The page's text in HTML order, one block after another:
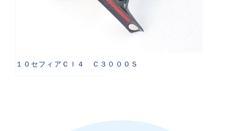
１０セフィアＣＩ４ Ｃ３０００Ｓ